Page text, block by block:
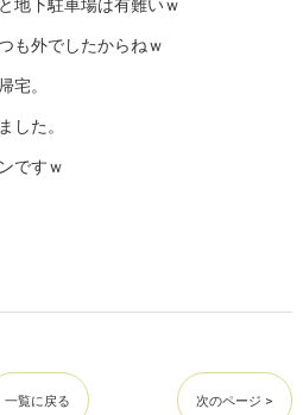
地下駐車場は有難いｗ
も外でしたからねｗ
宅。
した。
ですｗ
一覧に戻る 次のページ >